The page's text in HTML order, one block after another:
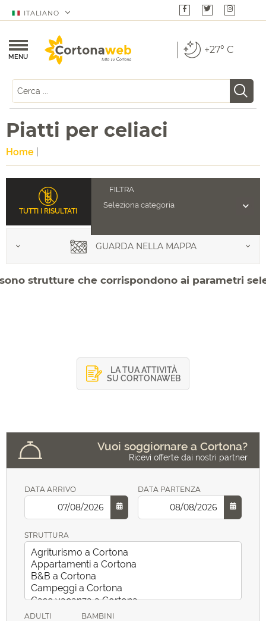
ITALIANO
MENU
+27° C
Piatti per celiaci
Home
TUTTI I RISULTATI
GUARDA NELLA MAPPA
strutture che corrispondono ai parametri
LA TUA ATTIVITÀ
SU CORTONAWEB
Vuoi soggiornare a Cortona?
Ricevi offerte dai nostri partner
DATA ARRIVO DATA PARTENZA
STRUTTURA
ADULTI BAMBINI